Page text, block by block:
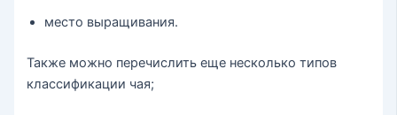
место выращивания.
Также можно перечислить еще несколько типов
классификации чая;